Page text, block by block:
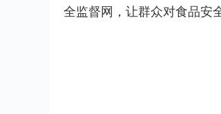
全监督网，让群众对食品安